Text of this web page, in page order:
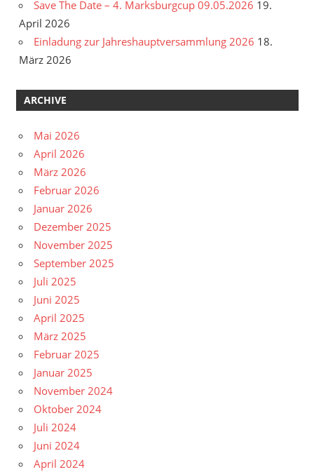
Save The Date – 4. Marksburgcup 09.05.2026 19.
April 2026
Einladung zur Jahreshauptversammlung 2026 18.
März 2026
ARCHIVE
Mai 2026
April 2026
März 2026
Februar 2026
Januar 2026
Dezember 2025
November 2025
September 2025
Juli 2025
Juni 2025
April 2025
März 2025
Februar 2025
Januar 2025
November 2024
Oktober 2024
Juli 2024
Juni 2024
April 2024